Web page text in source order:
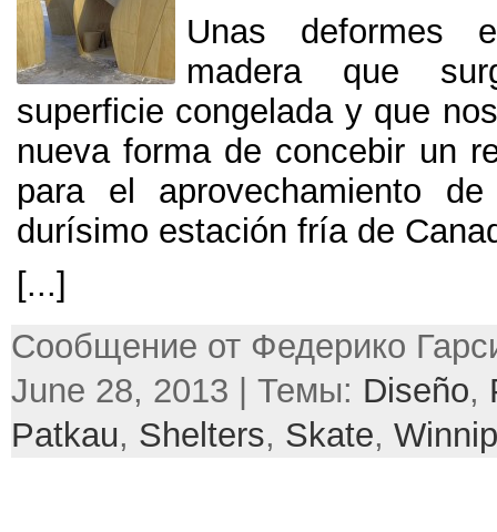
Unas deformes
madera que
superficie congelada y que
nueva forma de concebir un
para el aprovechamiento
durísimo estación fría de
[...]
Сообщение от Федерико
June 28, 2013 | Темы: Diseño,
Patkau, Shelters, Skate,